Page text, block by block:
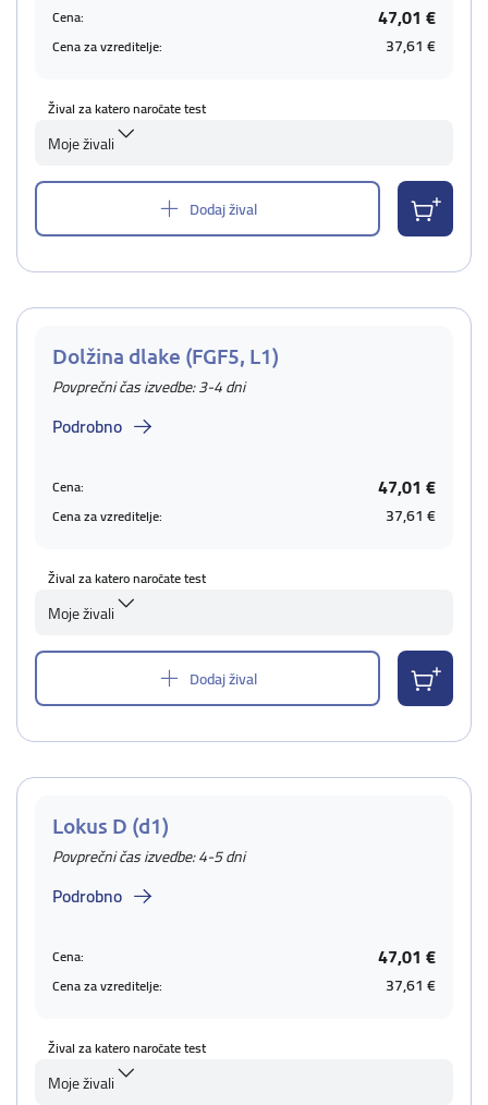
Cena: 47,01 €
Cena za vzreditelje: 37,61 €
Žival za katero naročate test
Moje živali
Dodaj žival
Dolžina dlake (FGF5, L1)
Povprečni čas izvedbe: 3-4 dni
Podrobno
Cena: 47,01 €
Cena za vzreditelje: 37,61 €
Žival za katero naročate test
Moje živali
Dodaj žival
Lokus D (d1)
Povprečni čas izvedbe: 4-5 dni
Podrobno
Cena: 47,01 €
Cena za vzreditelje: 37,61 €
Žival za katero naročate test
Moje živali